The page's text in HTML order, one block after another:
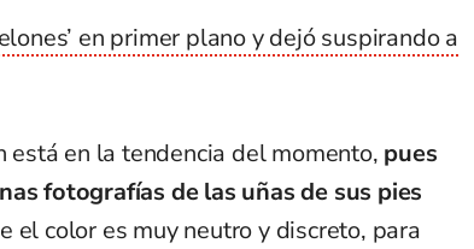
en primer plano y dejó suspirando a
en la tendencia del momento, pues
fotografías de las uñas de sus pies
el color es muy neutro y discreto, para